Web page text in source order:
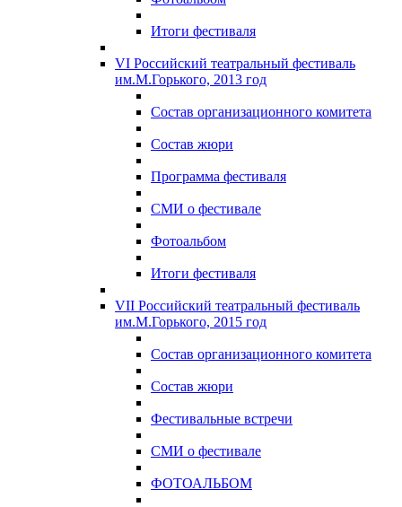
Итоги фестиваля
VI Российский театральный фестиваль
им.М.Горького, 2013 год
Состав организационного комитета
Состав жюри
Программа фестиваля
СМИ о фестивале
Фотоальбом
Итоги фестиваля
VII Российский театральный фестиваль
им.М.Горького, 2015 год
Состав организационного комитета
Состав жюри
Фестивальные встречи
СМИ о фестивале
ФОТОАЛЬБОМ